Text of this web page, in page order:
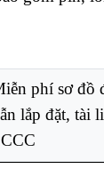
phí sơ đồ
lắp đặt, tài